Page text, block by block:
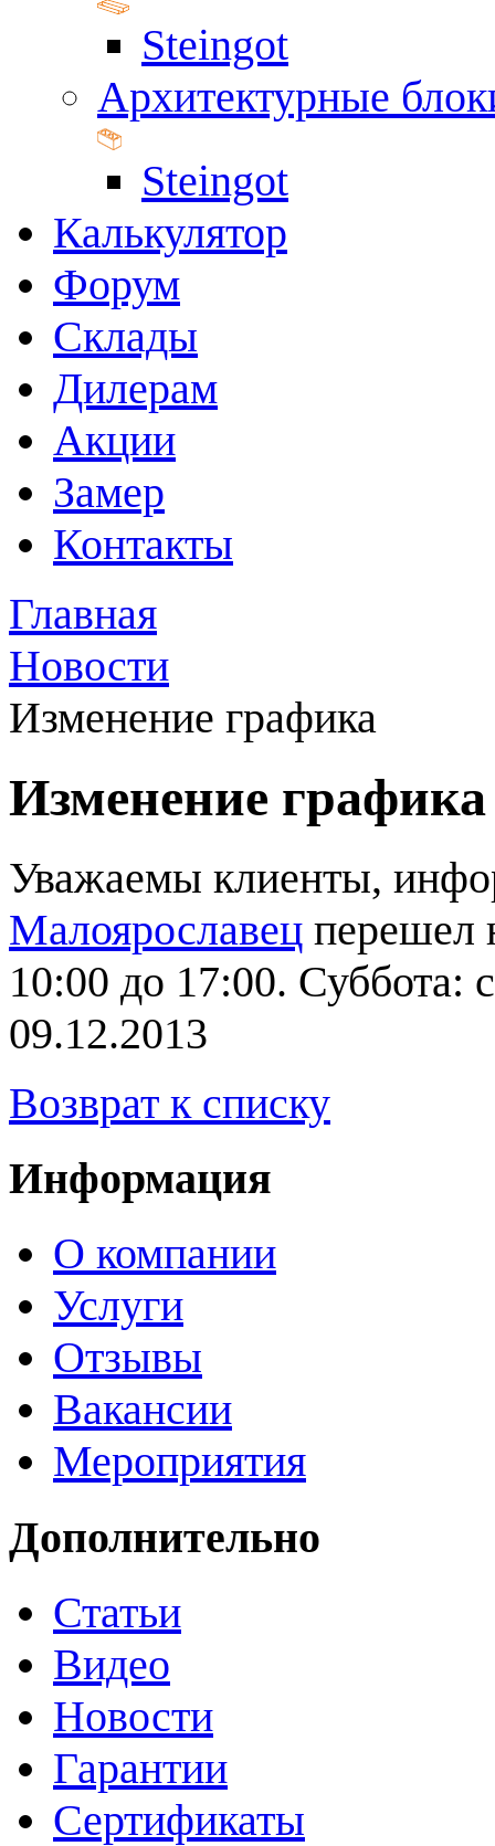
Steingot
Архитектурные
Steingot
Калькулятор
Форум
Склады
Дилерам
Акции
Замер
Контакты
Главная
Новости
Изменение графика
Изменение графика
Уважаемы клиенты,
Малоярославец перешел
10:00 до 17:00. Суббота:
09.12.2013
Возврат к списку
Информация
О компании
Услуги
Отзывы
Вакансии
Мероприятия
Дополнительно
Статьи
Видео
Новости
Гарантии
Сертификаты